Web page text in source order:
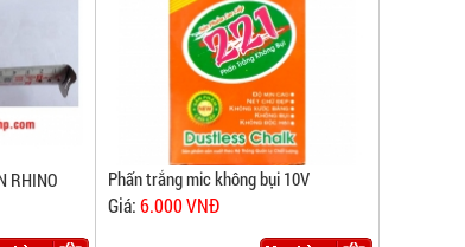
RHINO Phấn trắng mic không bụi 10V
Giá:6.000 VNĐ